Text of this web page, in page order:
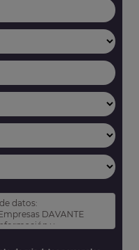
datos:
DAVANTE
y
y suprimir sus datos,